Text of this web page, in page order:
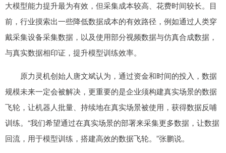
大模型能力提升最为有效，但采集成本较高、花费时间较长。目
前，行业摸索出一些降低数据成本的有效路径，例如通过人类穿
戴采集设备采集数据，以及使用部分视频数据与仿真合成数据，
与真实数据相印证，提升模型训练效率。
原力灵机创始人唐文斌认为，通过资金和时间的投入，数据
规模未来一定会被解决，更重要的是企业须构建真实场景的数据
飞轮，让机器人批量、持续地在真实场景被使用，获得数据反哺
训练。“我们希望通过在真实场景的部署来采集更多数据，让数据
回流，用于模型训练，搭建高效的数据飞轮。”张鹏说。